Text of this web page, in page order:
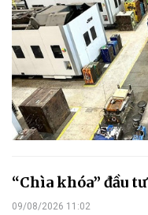
“Chìa khóa” đầu
09/08/2026 11:02